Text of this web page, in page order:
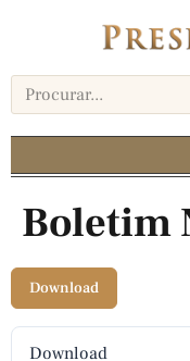
Boletim
Download
Download